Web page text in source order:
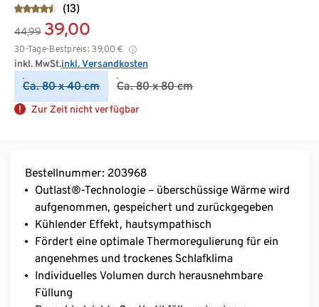
(13)
44,99 39,00
30-Tage-Bestpreis: 39,00 €
inkl. MwSt.inkl. Versandkosten
Ca. 80 x 40 cm Ca. 80 x 80 cm
Zur Zeit nicht verfügbar
Bestellnummer: 203968
Outlast®-Technologie – überschüssige Wärme wird
aufgenommen, gespeichert und zurückgegeben
Kühlender Effekt, hautsympathisch
Fördert eine optimale Thermoregulierung für ein
angenehmes und trockenes Schlafklima
Individuelles Volumen durch herausnehmbare
Füllung